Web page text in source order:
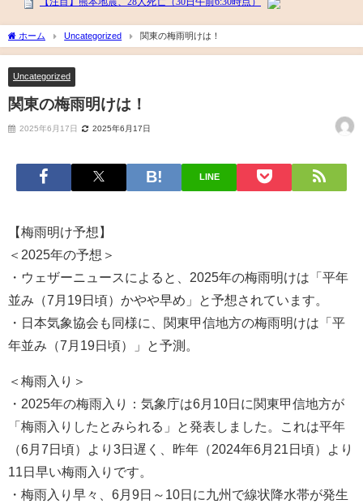
ホーム Uncategorized 関東の梅雨明けは！
Uncategorized
関東の梅雨明けは！
2025年6月17日 2025年6月17日
LINE
【梅雨明け予想】
＜2025年の予想＞
・ウェザーニュースによると、2025年の梅雨明けは「平年
並み（7月19日頃）かやや早め」と予想されています。
・日本気象協会も同様に、関東甲信地方の梅雨明けは「平
年並み（7月19日頃）」と予測。
＜梅雨入り＞
・2025年の梅雨入り：気象庁は6月10日に関東甲信地方が
「梅雨入りしたとみられる」と発表しました。これは平年
（6月7日頃）より3日遅く、昨年（2024年6月21日頃）より
11日早い梅雨入りです。
・梅雨入り早々、6月9日～10日に九州で線状降水帯が発生